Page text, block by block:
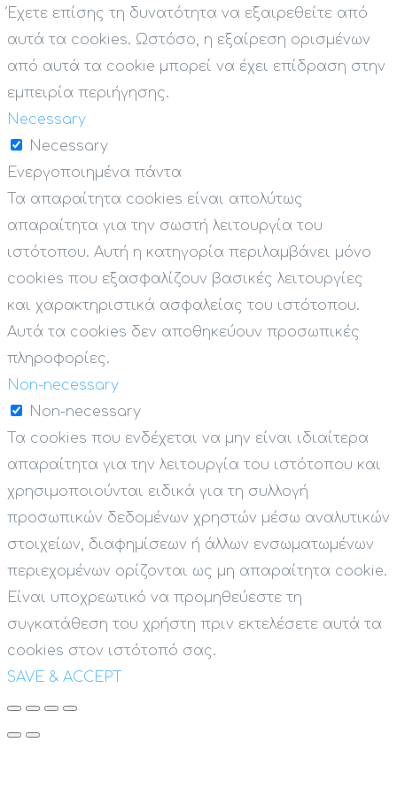
Έχετε επίσης τη δυνατότητα να εξαιρεθείτε από
αυτά τα cookies. Ωστόσο, η εξαίρεση ορισμένων
από αυτά τα cookie μπορεί να έχει επίδραση στην
εμπειρία περιήγησης.
Necessary
Necessary
Ενεργοποιημένα πάντα
Τα απαραίτητα cookies είναι απολύτως
απαραίτητα για την σωστή λειτουργία του
ιστότοπου. Αυτή η κατηγορία περιλαμβάνει μόνο
cookies που εξασφαλίζουν βασικές λειτουργίες
και χαρακτηριστικά ασφαλείας του ιστότοπου.
Αυτά τα cookies δεν αποθηκεύουν προσωπικές
πληροφορίες.
Non-necessary
Non-necessary
Τα cookies που ενδέχεται να μην είναι ιδιαίτερα
απαραίτητα για την λειτουργία του ιστότοπου και
χρησιμοποιούνται ειδικά για τη συλλογή
προσωπικών δεδομένων χρηστών μέσω αναλυτικών
στοιχείων, διαφημίσεων ή άλλων ενσωματωμένων
περιεχομένων ορίζονται ως μη απαραίτητα cookie.
Είναι υποχρεωτικό να προμηθεύεστε τη
συγκατάθεση του χρήστη πριν εκτελέσετε αυτά τα
cookies στον ιστότοπό σας.
SAVE & ACCEPT